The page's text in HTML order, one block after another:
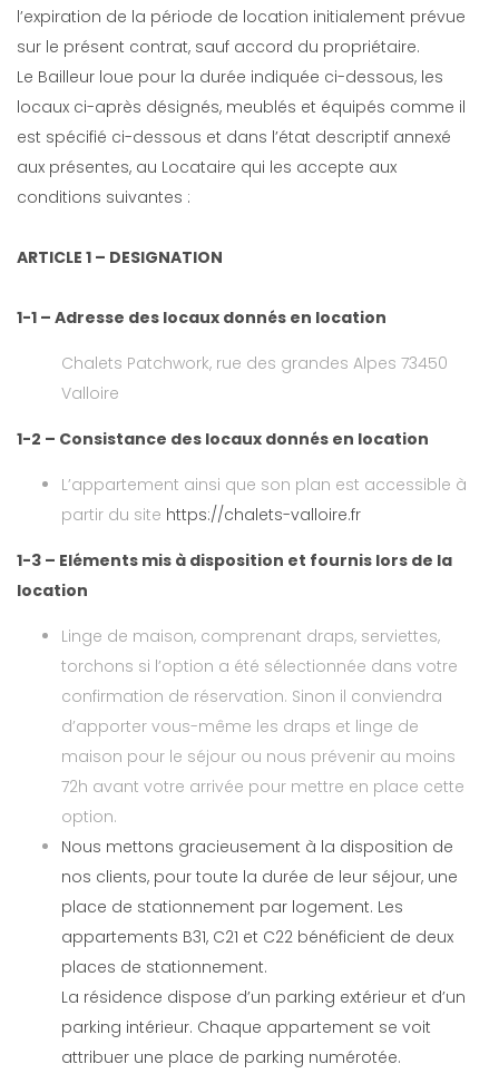
l’expiration de la période de location initialement prévue
sur le présent contrat, sauf accord du propriétaire.
Le Bailleur loue pour la durée indiquée ci-dessous, les
locaux ci-après désignés, meublés et équipés comme il
est spécifié ci-dessous et dans l’état descriptif annexé
aux présentes, au Locataire qui les accepte aux
conditions suivantes :
ARTICLE 1 – DESIGNATION
1-1 – Adresse des locaux donnés en location
Chalets Patchwork, rue des grandes Alpes 73450
Valloire
1-2 – Consistance des locaux donnés en location
L’appartement ainsi que son plan est accessible à
partir du site https://chalets-valloire.fr
1-3 – Eléments mis à disposition et fournis lors de la
location
Linge de maison, comprenant draps, serviettes,
torchons si l’option a été sélectionnée dans votre
confirmation de réservation. Sinon il conviendra
d’apporter vous-même les draps et linge de
maison pour le séjour ou nous prévenir au moins
72h avant votre arrivée pour mettre en place cette
option.
Nous mettons gracieusement à la disposition de
nos clients, pour toute la durée de leur séjour, une
place de stationnement par logement. Les
appartements B31, C21 et C22 bénéficient de deux
places de stationnement.
La résidence dispose d’un parking extérieur et d’un
parking intérieur. Chaque appartement se voit
attribuer une place de parking numérotée.